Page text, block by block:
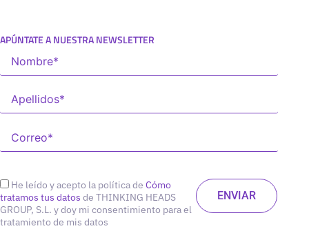
APÚNTATE A NUESTRA NEWSLETTER
He leído y acepto la política de Cómo
tratamos tus datos de THINKING HEADS
GROUP, S.L. y doy mi consentimiento para el
tratamiento de mis datos